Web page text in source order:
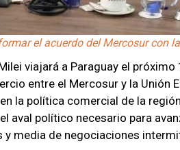
el acuerdo del Mercosur con
viajará a Paraguay el
entre el Mercosur y la Unión
la política comercial de la
aval político necesario para
y media de negociaciones